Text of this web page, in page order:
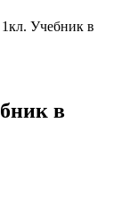
Учебник в
в